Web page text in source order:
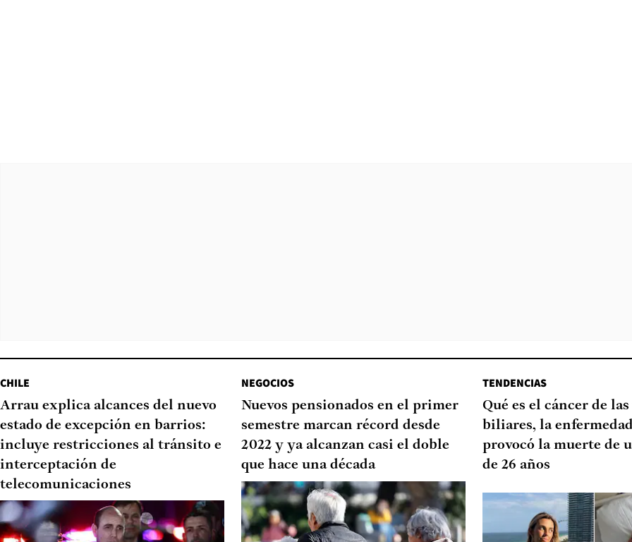
CHILE
Arrau explica alcances del nuevo
estado de excepción en barrios:
incluye restricciones al tránsito e
interceptación de
telecomunicaciones
NEGOCIOS
Nuevos pensionados en el primer
semestre marcan récord desde
2022 y ya alcanzan casi el doble
que hace una década
TENDENCIAS
Qué es el cáncer de
biliares, la
provocó la muerte de
de 26 años